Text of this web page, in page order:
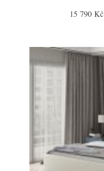
15 790 Kč